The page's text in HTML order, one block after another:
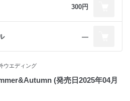
300円
―
ウエディング
(発売日2025年04月